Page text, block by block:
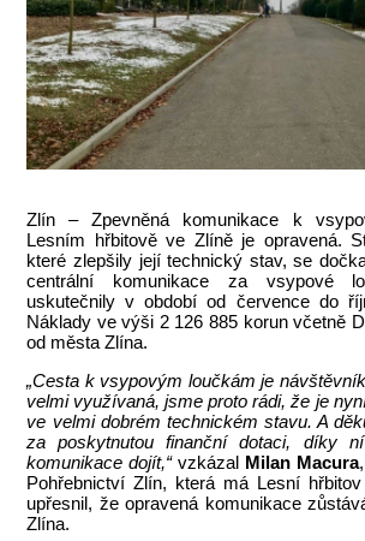
Zlín – Zpevněná komunikace k
Lesním hřbitově ve Zlíně je opravená.
které zlepšily její technický stav, se
centrální komunikace za vsypové
uskutečnily v období od července do
Náklady ve výši 2 126 885 korun včetně
od města Zlína.
„Cesta k vsypovým loučkám je
velmi využívaná, jsme proto rádi, že je
ve velmi dobrém technickém stavu. A
za poskytnutou finanční dotaci, díky
komunikace dojít,“vzkázal Milan Macura
Pohřebnictví Zlín, která má Lesní
upřesnil, že opravená komunikace
Zlína.